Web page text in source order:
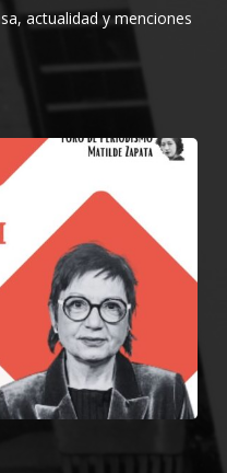
actualidad y menciones